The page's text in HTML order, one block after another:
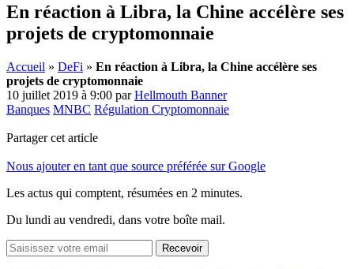
En réaction à Libra, la Chine accélère ses
projets de cryptomonnaie
Accueil » DeFi » En réaction à Libra, la Chine accélère ses
projets de cryptomonnaie
10 juillet 2019 à 9:00 parHellmouth Banner
Banques MNBC Régulation Cryptomonnaie
Partager cet article
Nous ajouter en tant que source préférée sur Google
Les actus qui comptent, résumées en 2 minutes.
Du lundi au vendredi, dans votre boîte mail.
Recevoir